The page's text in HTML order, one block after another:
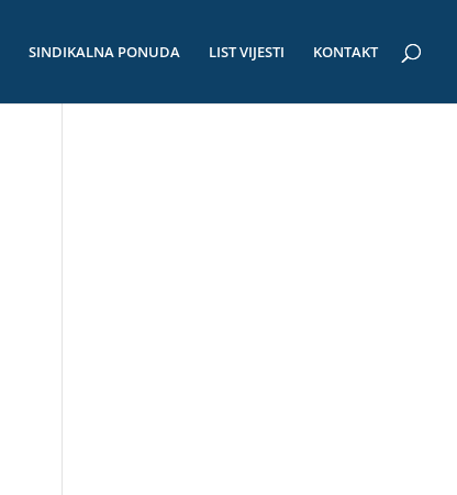
SINDIKALNA PONUDA LIST VIJESTI KONTAKT